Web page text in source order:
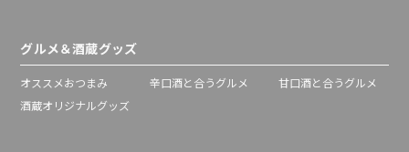
グルメ＆酒蔵グッズ
オススメおつまみ 辛口酒と合うグルメ
甘口酒と合うグルメ
酒蔵オリジナルグッズ